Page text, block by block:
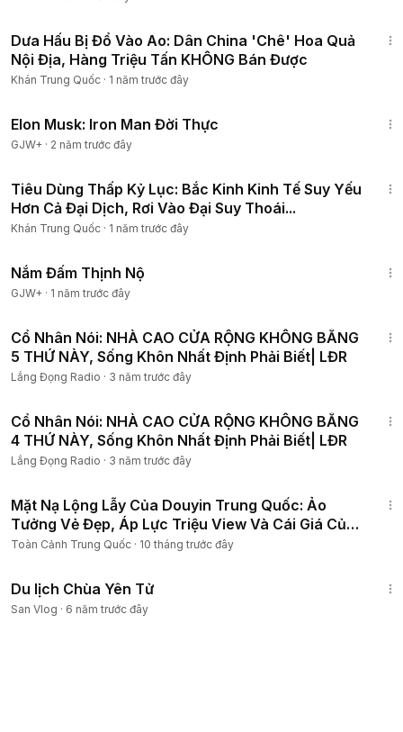
Dưa Hấu Bị Đổ Vào Ao: Dân China 'Chê' Hoa Quả
Nội Địa, Hàng Triệu Tấn KHÔNG Bán Được
Khán Trung Quốc · 1 năm trước đây
Elon Musk: Iron Man Đời Thực
GJW+ · 2 năm trước đây
Tiêu Dùng Thấp Kỷ Lục: Bắc Kinh Kinh Tế Suy Yếu
Hơn Cả Đại Dịch, Rơi Vào Đại Suy Thoái...
Khán Trung Quốc · 1 năm trước đây
Nắm Đấm Thịnh Nộ
GJW+ · 1 năm trước đây
Cổ Nhân Nói: NHÀ CAO CỬA RỘNG KHÔNG BẰNG
5 THỨ NÀY, Sống Khôn Nhất Định Phải Biết| LĐR
Lắng Đọng Radio · 3 năm trước đây
Cổ Nhân Nói: NHÀ CAO CỬA RỘNG KHÔNG BẰNG
4 THỨ NÀY, Sống Khôn Nhất Định Phải Biết| LĐR
Lắng Đọng Radio · 3 năm trước đây
Mặt Nạ Lộng Lẫy Của Douyin Trung Quốc: Ảo
Tưởng Vẻ Đẹp, Áp Lực Triệu View Và Cái Giá Của
Sự Hoàn Hảo
Toàn Cảnh Trung Quốc · 10 tháng trước đây
Du lịch Chùa Yên Tử
San Vlog · 6 năm trước đây